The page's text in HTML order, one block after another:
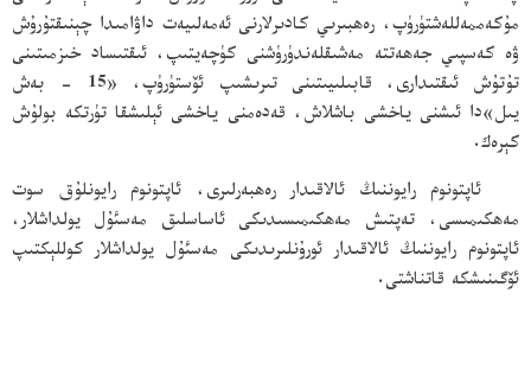
مۇكەممەللەشتۈرۈپ، رەھبىرىي كادىرلارنى ئەمەلىيەت داۋامىدا چېنىقتۇرۇش
ۋە كەسپىي جەھەتتە مەشىقلەندۈرۈشنى كۈچەيتىپ، ئىقتىساد خىزمىتىنى
تۇتۇش ئىقتىدارى، قابىلىيىتىنى تىرىشىپ ئۆستۈرۈپ، «15 - بەش
يىل»دا ئىشنى ياخشى باشلاش، قەدەمنى ياخشى ئېلىشقا تۈرتكە بولۇش
كېرەك.
ئاپتونوم رايوننىڭ ئالاقىدار رەھبەرلىرى، ئاپتونوم رايونلۇق سوت
مەھكىمىسى، تەپتىش مەھكىمىسىدىكى ئاساسلىق مەسئۇل يولداشلار،
ئاپتونوم رايوننىڭ ئالاقىدار ئورۇنلىرىدىكى مەسئۇل يولداشلار كوللېكتىپ
ئۆگىنىشكە قاتناشتى.